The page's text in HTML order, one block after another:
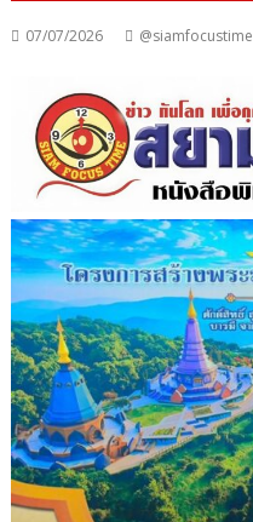
07/07/2026 @siamfocustime